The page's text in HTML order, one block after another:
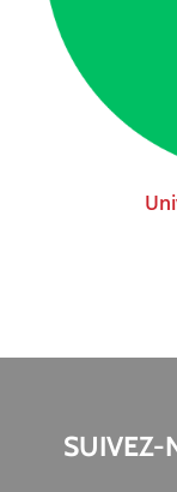
SUIVEZ-